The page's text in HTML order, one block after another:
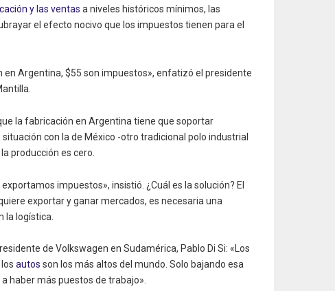
y las ventas a niveles históricos mínimos, las
el efecto nocivo que los impuestos tienen para el
en Argentina, $55 son impuestos», enfatizó el presidente
la fabricación en Argentina tiene que soportar
con la de México -otro tradicional polo industrial
producción es cero.
impuestos», insistió. ¿Cuál es la solución? El
exportar y ganar mercados, es necesaria una
la logística.
de Volkswagen en Sudamérica, Pablo Di Si: «Los
autos son los más altos del mundo. Solo bajando esa
haber más puestos de trabajo».